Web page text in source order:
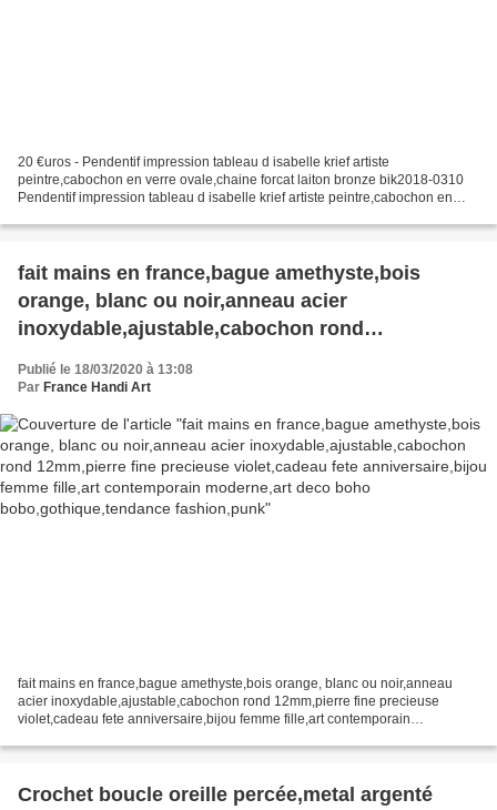
20 €uros - Pendentif impression tableau d isabelle krief artiste
peintre,cabochon en verre ovale,chaine forcat laiton bronze bik2018-0310
Pendentif impression tableau d isabelle krief artiste peintre,cabochon en
fait mains en france,bague amethyste,bois
orange, blanc ou noir,anneau acier
inoxydable,ajustable,cabochon rond
anniversaire,bijou femme fille,art contemporain
fashion,punk
Publié le 18/03/2020 à 13:08
Par France Handi Art
fait mains en france,bague amethyste,bois orange, blanc ou noir,anneau
acier inoxydable,ajustable,cabochon rond 12mm,pierre fine precieuse
violet,cadeau fete anniversaire,bijou femme fille,art contemporain
Crochet boucle oreille percée,metal argenté